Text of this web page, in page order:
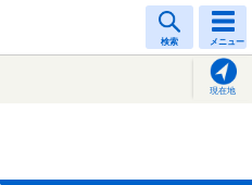
検索 メニュー
現在地